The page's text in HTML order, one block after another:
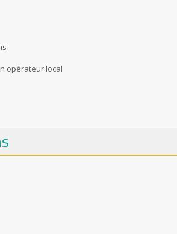
opérateur local